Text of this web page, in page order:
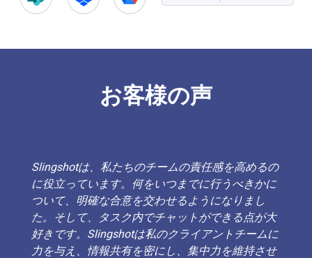
お客様の声
Slingshotは、私たちのチームの責任感を高めるの
に役立っています。何をいつまでに行うべきかに
ついて、明確な合意を交わせるようになりまし
た。そして、タスク内でチャットができる点が大
好きです。Slingshotは私のクライアントチームに
力を与え、情報共有を密にし、集中力を維持させ